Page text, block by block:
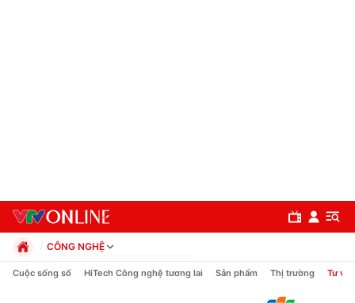
CÔNG NGHỆ
Chính trị
Cuộc sống số HiTech Công nghệ tương lai Sản phẩm Thị trường Tư vấn